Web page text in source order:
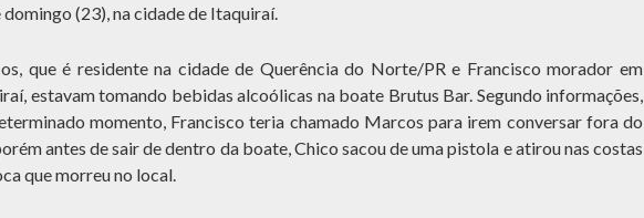
domingo (23), na cidade de Itaquiraí.
que é residente na cidade de Querência do Norte/PR e Francisco morador em
estavam tomando bebidas alcoólicas na boate Brutus Bar. Segundo informações,
momento, Francisco teria chamado Marcos para irem conversar fora do
antes de sair de dentro da boate, Chico sacou de uma pistola e atirou nas costas
que morreu no local.